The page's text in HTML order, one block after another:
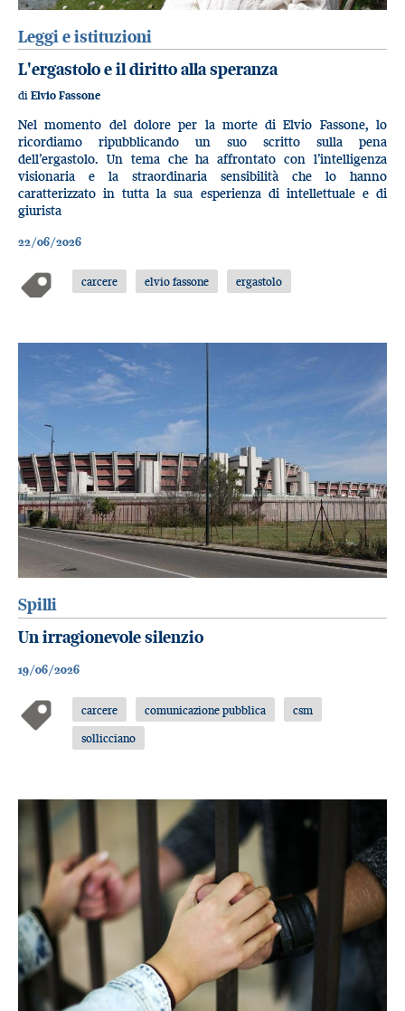
Leggi e istituzioni
L'ergastolo e il diritto alla speranza
di Elvio Fassone
Nel momento del dolore per la morte di Elvio Fassone, lo
ricordiamo ripubblicando un suo scritto sulla pena
dell’ergastolo. Un tema che ha affrontato con l’intelligenza
visionaria e la straordinaria sensibilità che lo hanno
caratterizzato in tutta la sua esperienza di intellettuale e di
giurista
22/06/2026
carcere elvio fassone ergastolo
Spilli
Un irragionevole silenzio
19/06/2026
carcere comunicazione pubblica
csm
sollicciano